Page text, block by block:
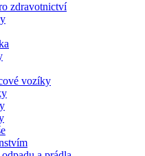
zdravotnictví
vozíky